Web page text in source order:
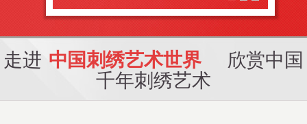
走进 中国刺绣艺术世界
欣赏中国
千年刺绣艺术